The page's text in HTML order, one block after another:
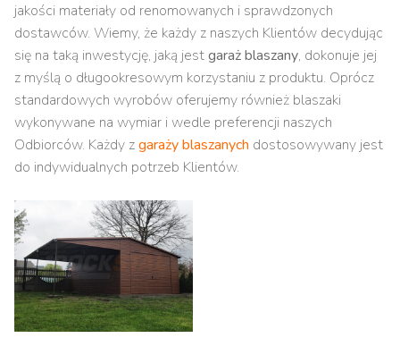
jakości materiały od renomowanych i sprawdzonych
dostawców. Wiemy, że każdy z naszych Klientów decydując
się na taką inwestycję, jaką jestgaraż blaszany, dokonuje jej
z myślą o długookresowym korzystaniu z produktu. Oprócz
standardowych wyrobów oferujemy również blaszaki
wykonywane na wymiar i wedle preferencji naszych
Odbiorców. Każdy zgaraży blaszanych dostosowywany jest
do indywidualnych potrzeb Klientów.